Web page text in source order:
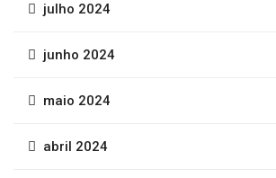
julho 2024
junho 2024
maio 2024
abril 2024